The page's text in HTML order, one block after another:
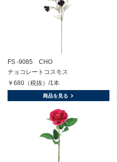
FS -9085 CHO
チョコレートコスモス
￥680（税抜）/1本
商品を見る